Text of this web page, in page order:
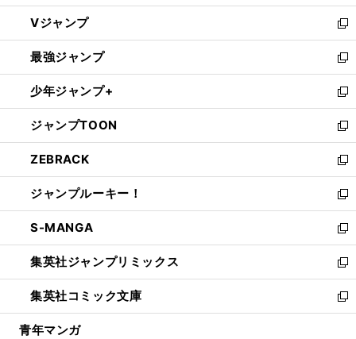
ウ
ィ
ン
ド
ウ
で
開
く
し
い
ウ
ィ
ン
ド
ウ
で
開
く
Vジャンプ
新
し
い
ウ
ィ
ン
ド
ウ
で
開
く
最強ジャンプ
新
し
い
ウ
ィ
ン
ド
ウ
で
開
く
少年ジャンプ+
新
し
い
ウ
ィ
ン
ド
ウ
で
開
く
ジャンプTOON
新
し
い
ウ
ィ
ン
ド
ウ
で
開
く
ZEBRACK
新
し
い
ウ
ィ
ン
ド
ウ
で
開
ジャンプルーキー！
新
し
い
ウ
ィ
ン
ド
ウ
S-MANGA
新
し
い
ウ
ィ
ン
集英社ジャンプリミックス
新
し
い
ウ
集英社コミック文庫
新
し
青年マンガ